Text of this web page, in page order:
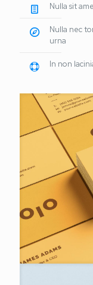
Nulla sit
Nulla nec
urna
In non